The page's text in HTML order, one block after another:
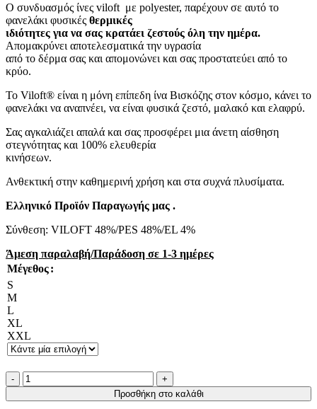
Ο συνδυασμός ίνες viloft με polyester, παρέχουν σε αυτό το
φανελάκι φυσικές θερμικές
ιδιότητες για να σας κρατάει ζεστούς όλη την ημέρα.
Απομακρύνει αποτελεσματικά την υγρασία
από το δέρμα σας και απομονώνει και σας προστατεύει από το
κρύο.
Το Viloft® είναι η μόνη επίπεδη ίνα Βισκόζης στον κόσμο, κάνει το
φανελάκι να αναπνέει, να είναι φυσικά ζεστό, μαλακό και ελαφρύ.
Σας αγκαλιάζει απαλά και σας προσφέρει μια άνετη αίσθηση
στεγνότητας και 100% ελευθερία
κινήσεων.
Ανθεκτική στην καθημερινή χρήση και στα συχνά πλυσίματα.
Ελληνικό Προϊόν Παραγωγής μας .
Σύνθεση: VILOFT 48%/PES 48%/EL 4%
Άμεση παραλαβή/Παράδοση σε 1-3 ημέρες
Μέγεθος
S
M
L
XL
XXL
Α.A
UNDERWEAR
Thermal
Προσθήκη στο καλάθι